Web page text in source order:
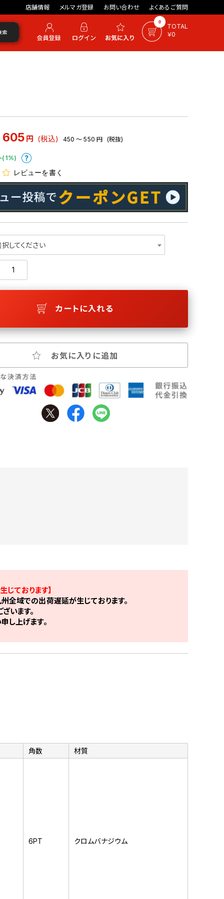
店舗情報 メルマガ登録 お問い合わせ よくあるご質問
0
TOTAL
￥0
索
605 円 (税込) 450 ～ 550 円 (税抜)
(1%)
レビューを書く
してください
カートに入れる
お気に入りに追加
ております】
全域での出荷遅延が生じております。
います。
し上げます。
角数 材質
6PT クロムバナジウム